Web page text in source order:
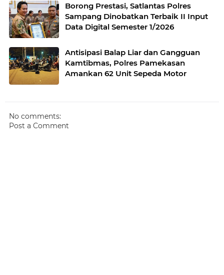
Borong Prestasi, Satlantas Polres
Sampang Dinobatkan Terbaik II Input
Data Digital Semester 1/2026
Antisipasi Balap Liar dan Gangguan
Kamtibmas, Polres Pamekasan
Amankan 62 Unit Sepeda Motor
No comments:
Post a Comment